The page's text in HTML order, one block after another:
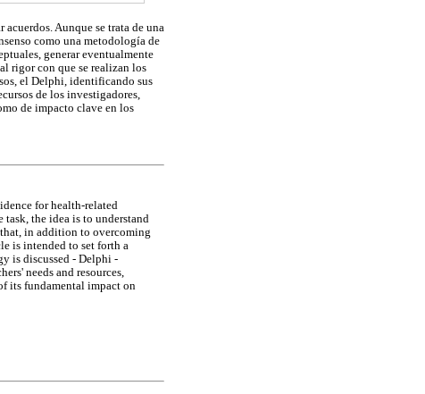
Aunque se trata de una
como una metodología de
generar eventualmente
rigor con que se realizan los
el Delphi, identificando sus
de los investigadores,
de impacto clave en los
for health-related
the idea is to understand
in addition to overcoming
is intended to set forth a
is discussed - Delphi -
needs and resources,
its fundamental impact on